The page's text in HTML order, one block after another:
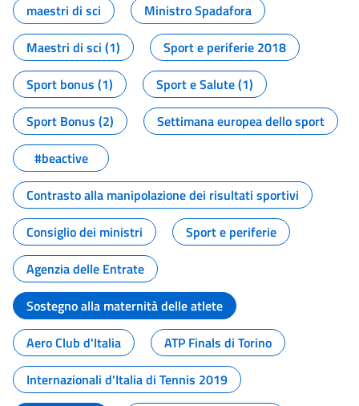
maestri di sci
Ministro Spadafora
Maestri di sci (1)
Sport e periferie 2018
Sport bonus (1)
Sport e Salute (1)
Sport Bonus (2)
Settimana europea dello sport
#beactive
Contrasto alla manipolazione dei risultati sportivi
Consiglio dei ministri
Sport e periferie
Agenzia delle Entrate
Sostegno alla maternità delle atlete
Aero Club d'Italia
ATP Finals di Torino
Internazionali d'Italia di Tennis 2019